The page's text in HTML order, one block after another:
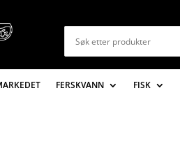
FERSKVANN FISK